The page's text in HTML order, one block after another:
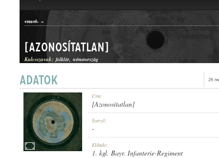
SZERZŐ: -
MŰFAJ: LÄNDLER
[Azonosítatlan]
Kulcsszavak: folklór németország
26
Cím:
[Azonosítatlan]
Szerző:
-
Előadó:
1. kgl. Bayr. Infanterie-Regiment